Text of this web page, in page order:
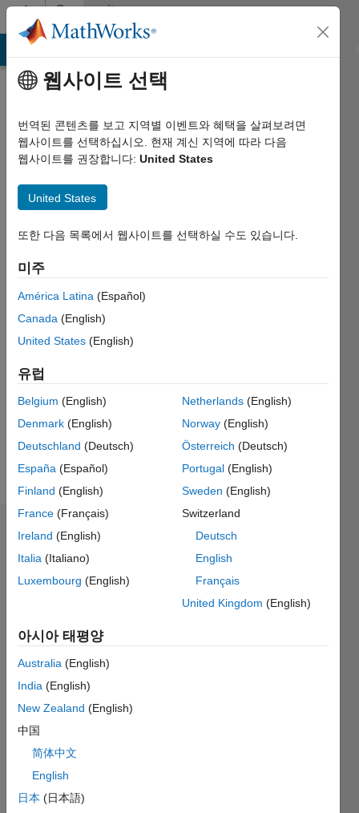
콘텐츠로 바로 가기
Community
Profile
Manohar
Varma
Last
대략 6년
전
2020년부터
Followers:
Following:
Follow
대시보드
참여 L
-2
-1
1
2
3
L
06/20
02/21
10/21
06/22
02/23
10/23
06/24
02/25
10/25
06/26
03/21
12/21
09/22
06/23
03/24
12/24
09/25
04/21
02/22
12/22
08/24
06/25
04/26
웹사이트 선택
번역된 콘텐츠를 보고 지역별 이벤트와 혜택을 살펴보려면
웹사이트를 선택하십시오. 현재 계신 지역에 따라 다음
웹사이트를 권장합니다: United States
United States
또한 다음 목록에서 웹사이트를 선택하실 수도 있습니다.
미주
América Latina (Español)
Canada (English)
United States (English)
유럽
Belgium (English)
Denmark (English)
Deutschland (Deutsch)
España (Español)
Finland (English)
France (Français)
Ireland (English)
Italia (Italiano)
Luxembourg (English)
Netherlands(English)
Norway(English)
Österreich (Deutsch)
Portugal(English)
Sweden (English)
Switzerland
Deutsch
English
Français
United Kingdom (English)
아시아 태평양
Australia (English)
India (English)
New Zealand (English)
中国
简体中文
English
日本 (日本語)